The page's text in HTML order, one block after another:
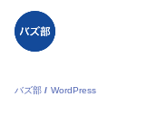
バズ部 / WordPress